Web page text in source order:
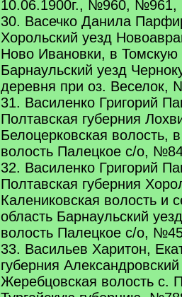
10.06.1900г., №960, №961,
30. Васечко Данила
Хорольский уезд
Ново Ивановки, в Томскую
Барнаульский уезд
деревня при оз.
31. Василенко Григорий
Полтавская губерния
Белоцерковская волость,
волость Палецкое с/о,
32. Василенко Григорий
Полтавская губерния
Калениковская волость и
область Барнаульский
волость Палецкое с/о,
33. Васильев Харитон,
губерния
Жеребцовская волость с.